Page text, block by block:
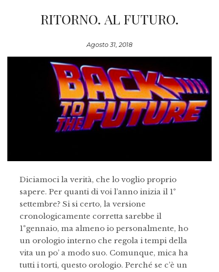
RITORNO. AL FUTURO.
Agosto 31, 2018
Diciamoci la verità, che lo voglio proprio
sapere. Per quanti di voi l’anno inizia il 1°
settembre? Si si certo, la versione
cronologicamente corretta sarebbe il
1°gennaio, ma almeno io personalmente, ho
un orologio interno che regola i tempi della
vita un po’ a modo suo. Comunque, mica ha
tutti i torti, questo orologio. Perché se c’è un